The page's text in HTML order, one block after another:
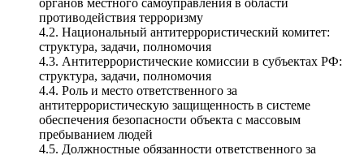
противодействия терроризму
4.2. Национальный антитеррористический комитет:
структура, задачи, полномочия
4.3. Антитеррористические комиссии в субъектах РФ:
структура, задачи, полномочия
4.4. Роль и место ответственного за
антитеррористическую защищенность в системе
обеспечения безопасности объекта с массовым
пребыванием людей
4.5. Должностные обязанности ответственного за